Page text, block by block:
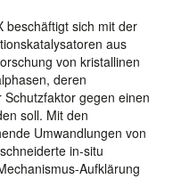
beschäftigt sich mit der
aus
von kristallinen
deren
gegen einen
soll. Mit den
Umwandlungen von
in-situ
Aufklärung